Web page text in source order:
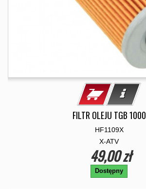
FILTR OLEJU TGB 1000
HF1109X
X-ATV
49,00 zł
Dostępny